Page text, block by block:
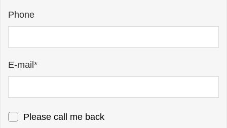
Phone
E-mail*
Please call me back